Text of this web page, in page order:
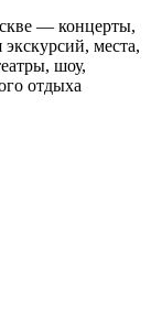
— концерты,
места,
шоу,
отдыха